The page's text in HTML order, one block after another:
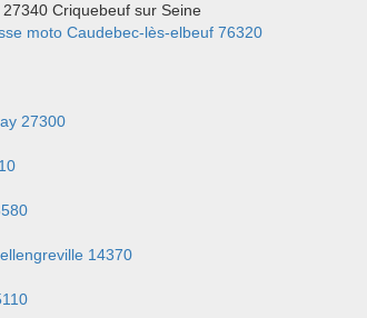
Criquebeuf sur Seine
moto Caudebec-lès-elbeuf 76320
27300
14370